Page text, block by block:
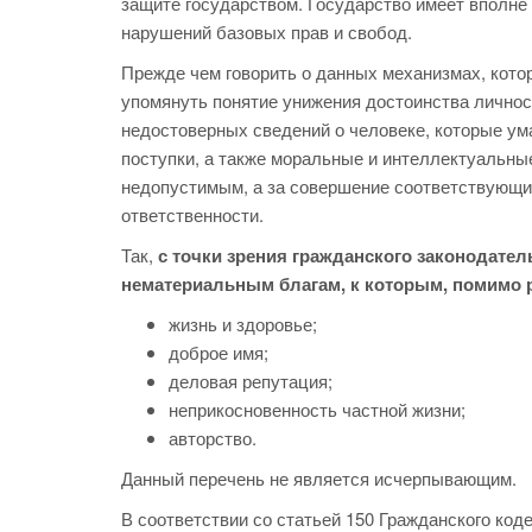
нарушений базовых прав и свобод.
Прежде чем говорить о данных механизмах,
упомянуть понятие унижения достоинства
недостоверных сведений о человеке, которые
поступки, а также моральные и
недопустимым, а за совершение
ответственности.
Так, с точки зрения гражданского
нематериальным благам, к которым, помимо
жизнь и здоровье;
доброе имя;
деловая репутация;
неприкосновенность частной жизни;
авторство.
Данный перечень не является исчерпывающим.
В соответствии со статьей 150 Гражданского